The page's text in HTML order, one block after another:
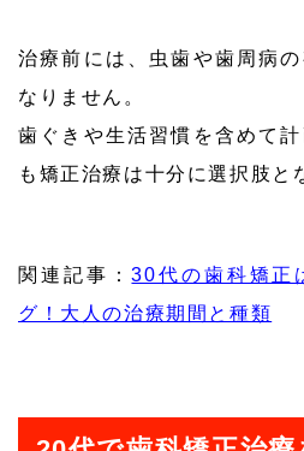
治療前には、虫歯や歯周病
なりません。
歯ぐきや生活習慣を含めて
も矯正治療は十分に選択肢と
関連記事：30代の歯科矯正
グ！大人の治療期間と種類